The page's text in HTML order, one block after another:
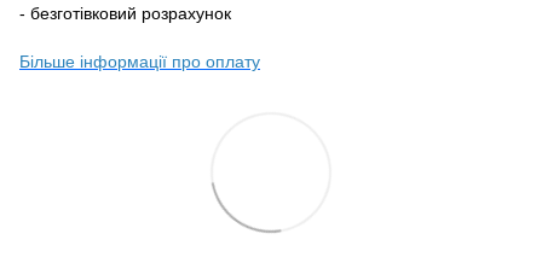
- безготівковий розрахунок
Більше інформації про оплату